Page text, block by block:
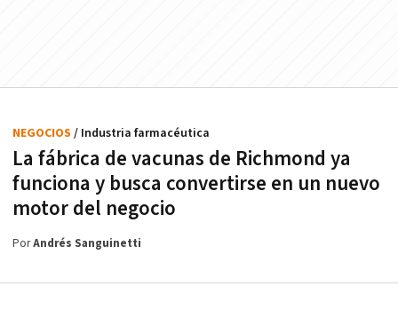
La fábrica de vacunas de Richmond ya
funciona y busca convertirse en un nuevo
motor del negocio
NEGOCIOS / Industria farmacéutica
PorAndrés Sanguinetti